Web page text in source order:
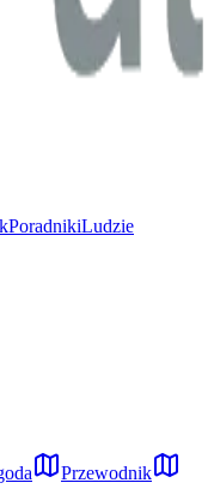
PoradnikiLudzie
Przewodnik